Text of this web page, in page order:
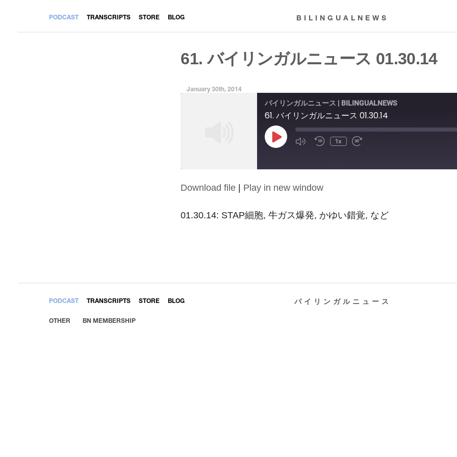
PODCAST TRANSCRIPTS STORE BLOG BILINGUALNEWS
61. バイリンガルニュース 01.30.14
January 30th, 2014
バイリンガルニュース | BILINGUALNEWS
61. バイリンガルニュース 01.30.14
Play
Episode
1x
SHARE
LINK
Download file | Play in new window
01.30.14: STAP細胞, 牛ガス爆発, かゆい錯覚, など
PODCAST TRANSCRIPTS STORE BLOG
OTHER BN MEMBERSHIP
バイリンガルニュース